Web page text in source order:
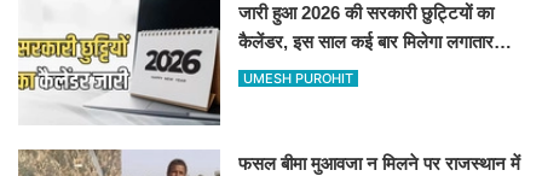
जारी हुआ 2026 की सरकारी छुट्टियों का
कैलेंडर, इस साल कई बार मिलेगा लगातार
अवकाश, देखें
UMESH PUROHIT
फसल बीमा मुआवजा न मिलने पर राजस्थान में